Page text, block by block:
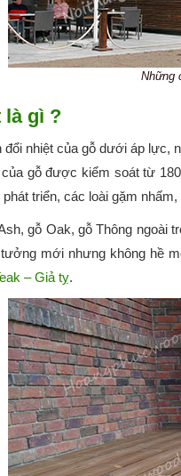
Những
là gì ?
nhiệt của gỗ dưới áp lực,
gỗ được kiểm soát từ
triển, các loài gặm
gỗ Oak, gỗ Thông ngoài
mới nhưng không hề
– Giả tỵ.